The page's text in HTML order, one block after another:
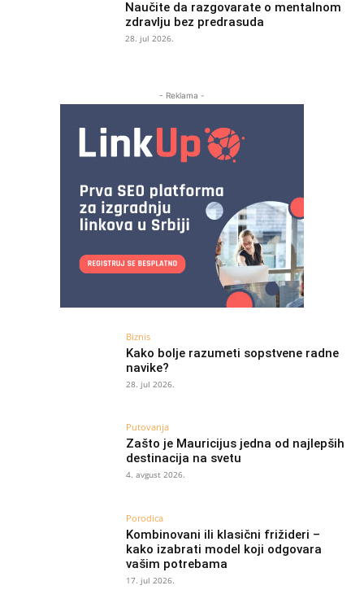
Naučite da razgovarate o mentalnom
zdravlju bez predrasuda
28. jul 2026.
- Reklama -
Biznis
Kako bolje razumeti sopstvene radne
navike?
28. jul 2026.
Putovanja
Zašto je Mauricijus jedna od najlepših
destinacija na svetu
4. avgust 2026.
Porodica
Kombinovani ili klasični frižideri –
kako izabrati model koji odgovara
vašim potrebama
17. jul 2026.